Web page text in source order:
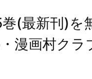
(最新刊)を
漫画村クラ